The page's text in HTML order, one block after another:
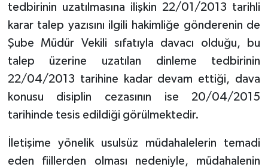
tedbirinin uzatılmasına ilişkin 22/01/2013 tarihli
karar talep yazısını ilgili hakimliğe gönderenin de
Şube Müdür Vekili sıfatıyla davacı olduğu, bu
talep üzerine uzatılan dinleme tedbirinin
22/04/2013 tarihine kadar devam ettiği, dava
konusu disiplin cezasının ise 20/04/2015
tarihinde tesis edildiği görülmektedir.
İletişime yönelik usulsüz müdahalelerin temadi
eden fiillerden olması nedeniyle, müdahalenin